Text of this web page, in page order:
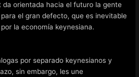
orientada hacia el futuro la gente
el gran defecto, que es inevitable
la economía keynesiana.
por separado keynesianos y
sin embargo, les une